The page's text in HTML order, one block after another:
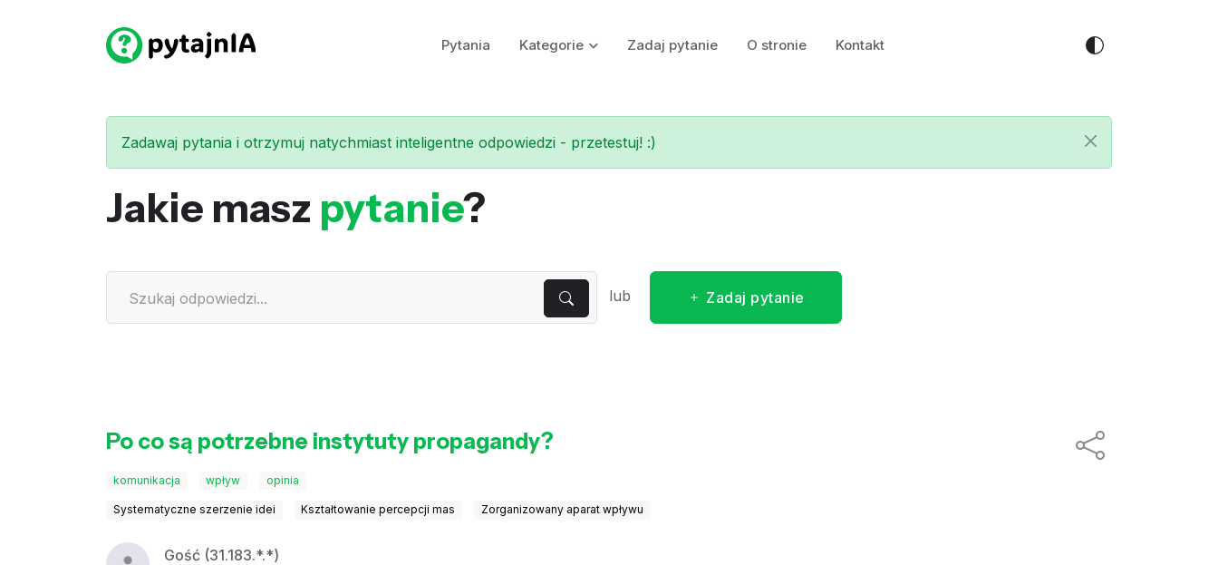
Pytania Kategorie Zadaj pytanie O stronie Kontakt
Zadawaj pytania i otrzymuj natychmiast inteligentne odpowiedzi - przetestuj! :)
Jakie masz pytanie?
lub Zadaj pytanie
Po co są potrzebne instytuty propagandy?
komunikacja wpływ opinia
Systematyczne szerzenie idei Kształtowanie percepcji mas Zorganizowany aparat wpływu
Gość (31.183.*.*)